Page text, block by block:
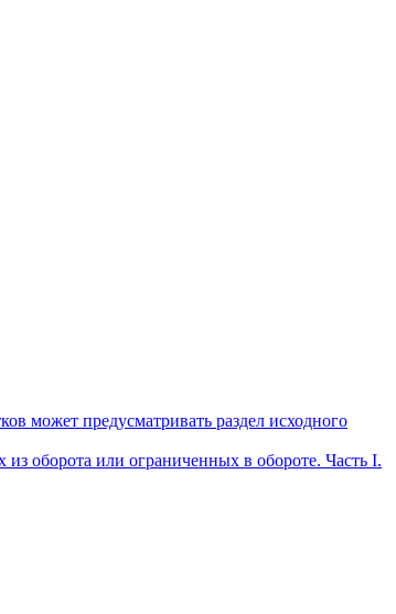
может предусматривать раздел исходного
оборота или ограниченных в обороте. Часть I.